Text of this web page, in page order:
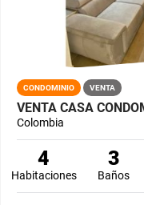
CONDOMINIO VENTA
Colombia
4
Habitaciones
3
Baños